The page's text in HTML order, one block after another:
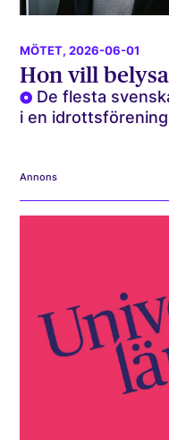
MÖTET, 2026-06-01
Hon vill
De flesta
i en
Annons